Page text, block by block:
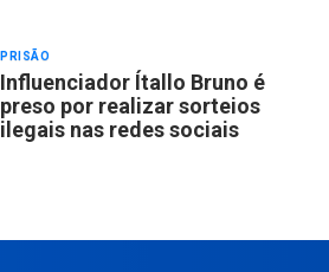
PRISÃO
Influenciador Ítallo Bruno é
preso por realizar sorteios
ilegais nas redes sociais